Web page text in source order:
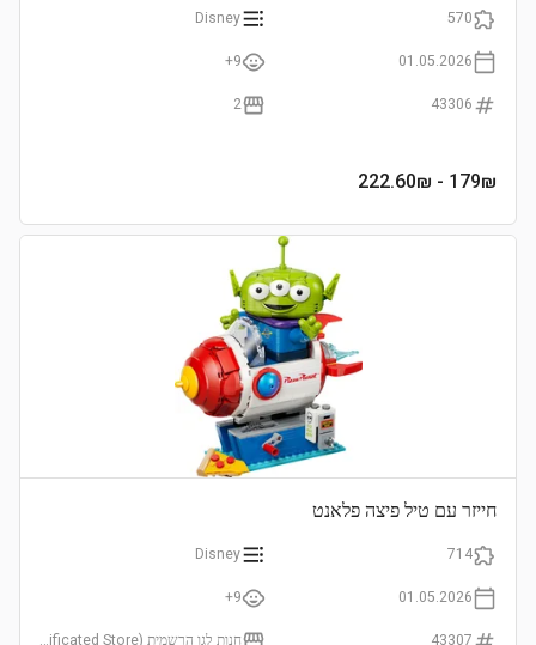
570
Disney
01.05.2026
9+
43306
2
179₪
- 222.60₪
חייזר עם טיל פיצה פלאנט
714
Disney
01.05.2026
9+
43307 חנות לגו הרשמית (LEGO Certificated Store)